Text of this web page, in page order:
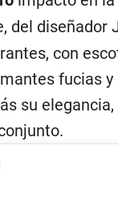
del
con
fucias
su